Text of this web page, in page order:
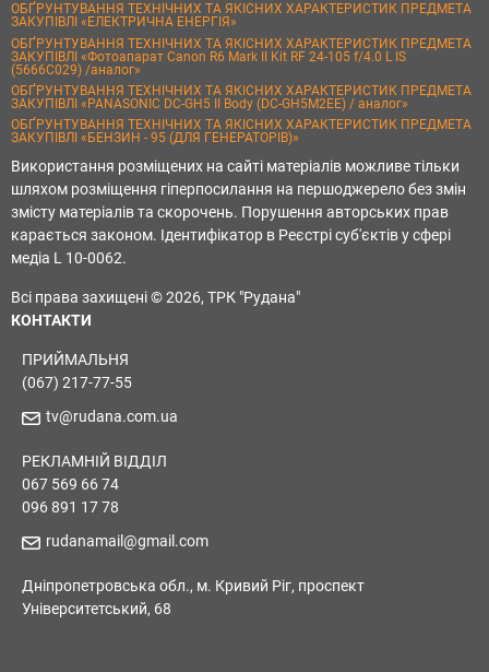
ОБҐРУНТУВАННЯ ТЕХНІЧНИХ ТА ЯКІСНИХ ХАРАКТЕРИСТИК ПРЕДМЕТА
ЗАКУПІВЛІ «ЕЛЕКТРИЧНА ЕНЕРГІЯ»
ОБҐРУНТУВАННЯ ТЕХНІЧНИХ ТА ЯКІСНИХ ХАРАКТЕРИСТИК ПРЕДМЕТА
ЗАКУПІВЛІ «Фотоапарат Canon R6 Mark II Kit RF 24-105 f/4.0 L IS
(5666C029) /аналог»
ОБҐРУНТУВАННЯ ТЕХНІЧНИХ ТА ЯКІСНИХ ХАРАКТЕРИСТИК ПРЕДМЕТА
ЗАКУПІВЛІ «PANASONIC DC-GH5 II Body (DC-GH5M2EE) / аналог»
ОБҐРУНТУВАННЯ ТЕХНІЧНИХ ТА ЯКІСНИХ ХАРАКТЕРИСТИК ПРЕДМЕТА
ЗАКУПІВЛІ «БЕНЗИН - 95 (ДЛЯ ГЕНЕРАТОРІВ)»
Використання розміщених на сайті матеріалів можливе тільки
шляхом розміщення гіперпосилання на першоджерело без змін
змісту матеріалів та скорочень. Порушення авторських прав
карається законом. Ідентифікатор в Реєстрі суб'єктів у сфері
медіа L 10-0062.
Всі права захищені © 2026, ТРК "Рудана"
КОНТАКТИ
ПРИЙМАЛЬНЯ
(067) 217-77-55
tv@rudana.com.ua
РЕКЛАМНІЙ ВІДДІЛ
067 569 66 74
096 891 17 78
rudanamail@gmail.com
Дніпропетровська обл., м. Кривий Ріг, проспект
Університетський, 68